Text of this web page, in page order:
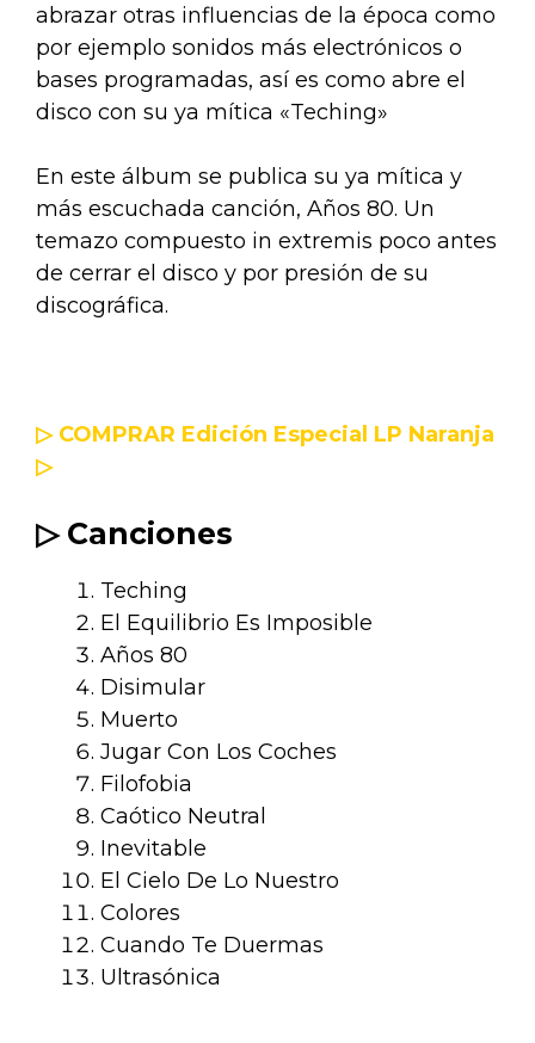
abrazar otras influencias de la época como
por ejemplo sonidos más electrónicos o
bases programadas, así es como abre el
disco con su ya mítica «Teching»
En este álbum se publica su ya mítica y
más escuchada canción, Años 80. Un
temazo compuesto in extremis poco antes
de cerrar el disco y por presión de su
discográfica.
▷ COMPRAR Edición Especial LP Naranja
▷
▷ Canciones
Teching
El Equilibrio Es Imposible
Años 80
Disimular
Muerto
Jugar Con Los Coches
Filofobia
Caótico Neutral
Inevitable
El Cielo De Lo Nuestro
Colores
Cuando Te Duermas
Ultrasónica